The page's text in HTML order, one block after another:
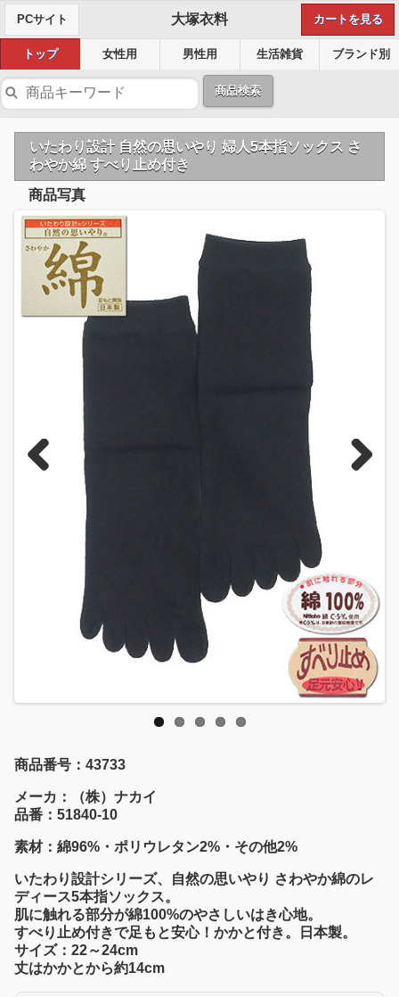
PCサイト 大塚衣料 カートを見る
トップ 女性用 男性用 生活雑貨 ブランド別
商品検索
いたわり設計 自然の思いやり 婦人5本指ソックス さ
わやか綿 すべり止め付き
商品写真
Previous
商品番号：43733
メーカ：（株）ナカイ
品番：51840-10
素材：綿96%・ポリウレタン2%・その他2%
いたわり設計シリーズ、自然の思いやり さわやか綿のレ
ディース5本指ソックス。
肌に触れる部分が綿100%のやさしいはき心地。
すべり止め付きで足もと安心！かかと付き。日本製。
サイズ：22～24cm
丈はかかとから約14cm